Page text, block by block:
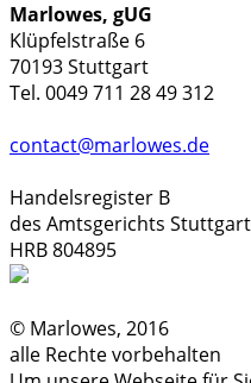
Marlowes, gUG
Klüpfelstraße 6
70193 Stuttgart
Tel. 0049 711 28 49 312
contact@marlowes.de
Handelsregister B
des Amtsgerichts Stuttgart
HRB 804895
© Marlowes, 2016
alle Rechte vorbehalten